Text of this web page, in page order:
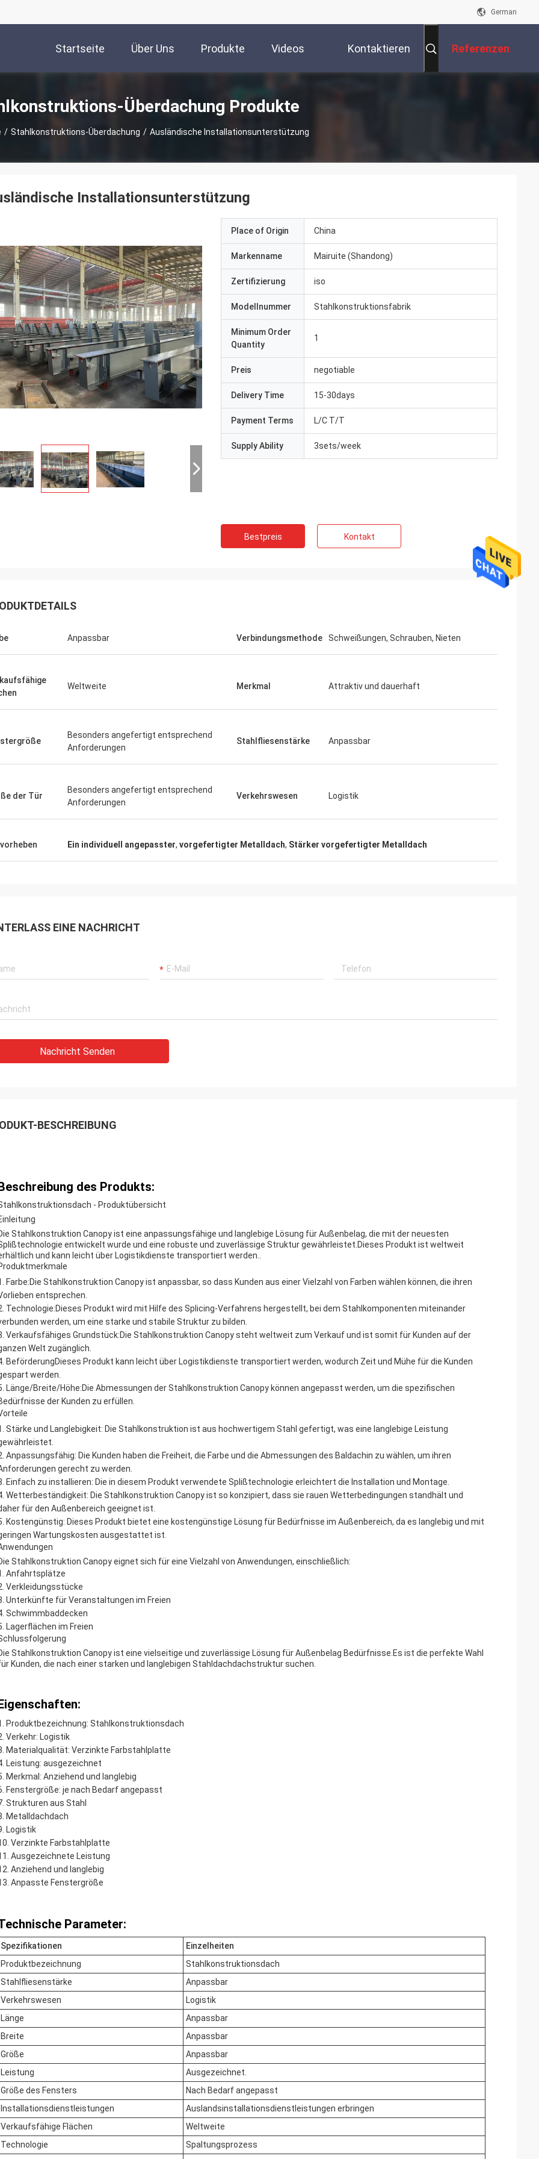
German
Startseite Über Uns Produkte Videos Kontaktieren Referenzen
Überdachung Produkte
/ Stahlkonstruktions-Überdachung / Ausländische Installationsunterstützung
Installationsunterstützung
Place of Origin China
Markenname Mairuite (Shandong)
Zertifizierung iso
Modellnummer Stahlkonstruktionsfabrik
Minimum Order
Quantity
1
Preis negotiable
Delivery Time 15-30days
Payment Terms L/C T/T
Supply Ability 3sets/week
Bestpreis Kontakt
Anpassbar Verbindungsmethode Schweißungen, Schrauben, Nieten
Weltweite Merkmal Attraktiv und dauerhaft
Besonders angefertigt entsprechend
Anforderungen
Stahlfliesenstärke Anpassbar
der Tür
Besonders angefertigt entsprechend
Anforderungen
Verkehrswesen Logistik
Ein individuell angepasster, vorgefertigter Metalldach, Stärker vorgefertigter Metalldach
EINE NACHRICHT
Nachricht Senden
BESCHREIBUNG
des Produkts:
- Produktübersicht
Stahlkonstruktion Canopy ist eine anpassungsfähige und langlebige Lösung für Außenbelag, die mit der neuesten
entwickelt wurde und eine robuste und zuverlässige Struktur gewährleistet.Dieses Produkt ist weltweit
und kann leicht über Logistikdienste transportiert werden..
Farbe:Die Stahlkonstruktion Canopy ist anpassbar, so dass Kunden aus einer Vielzahl von Farben wählen können, die ihren
entsprechen.
Technologie:Dieses Produkt wird mit Hilfe des Splicing-Verfahrens hergestellt, bei dem Stahlkomponenten miteinander
werden, um eine starke und stabile Struktur zu bilden.
Verkaufsfähiges Grundstück:Die Stahlkonstruktion Canopy steht weltweit zum Verkauf und ist somit für Kunden auf der
Welt zugänglich.
BeförderungDieses Produkt kann leicht über Logistikdienste transportiert werden, wodurch Zeit und Mühe für die Kunden
werden.
Länge/Breite/Höhe:Die Abmessungen der Stahlkonstruktion Canopy können angepasst werden, um die spezifischen
der Kunden zu erfüllen.
Stärke und Langlebigkeit: Die Stahlkonstruktion ist aus hochwertigem Stahl gefertigt, was eine langlebige Leistung
Anpassungsfähig: Die Kunden haben die Freiheit, die Farbe und die Abmessungen des Baldachin zu wählen, um ihren
gerecht zu werden.
Einfach zu installieren: Die in diesem Produkt verwendete Splißtechnologie erleichtert die Installation und Montage.
Wetterbeständigkeit: Die Stahlkonstruktion Canopy ist so konzipiert, dass sie rauen Wetterbedingungen standhält und
für den Außenbereich geeignet ist.
Kostengünstig: Dieses Produkt bietet eine kostengünstige Lösung für Bedürfnisse im Außenbereich, da es langlebig und mit
Wartungskosten ausgestattet ist.
Stahlkonstruktion Canopy eignet sich für eine Vielzahl von Anwendungen, einschließlich:
Anfahrtsplätze
Verkleidungsstücke
Unterkünfte für Veranstaltungen im Freien
Schwimmbaddecken
Lagerflächen im Freien
Stahlkonstruktion Canopy ist eine vielseitige und zuverlässige Lösung für Außenbelag Bedürfnisse.Es ist die perfekte Wahl
Kunden, die nach einer starken und langlebigen Stahldachdachstruktur suchen.
Produktbezeichnung: Stahlkonstruktionsdach
Verkehr: Logistik
Materialqualität: Verzinkte Farbstahlplatte
Leistung: ausgezeichnet
Merkmal: Anziehend und langlebig
Fenstergröße: je nach Bedarf angepasst
Strukturen aus Stahl
Metalldachdach
Logistik
Verzinkte Farbstahlplatte
Ausgezeichnete Leistung
Anziehend und langlebig
Anpasste Fenstergröße
Parameter:
Spezifikationen
Einzelheiten
Produktbezeichnung
Stahlkonstruktionsdach
Stahlfliesenstärke
Anpassbar
Verkehrswesen
Logistik
Länge
Anpassbar
Breite
Anpassbar
Größe
Anpassbar
Leistung
Ausgezeichnet.
Größe des Fensters
Nach Bedarf angepasst
Installationsdienstleistungen
Auslandsinstallationsdienstleistungen erbringen
Verkaufsfähige Flächen
Weltweite
Technologie
Spaltungsprozess